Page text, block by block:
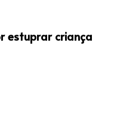
estuprar criança